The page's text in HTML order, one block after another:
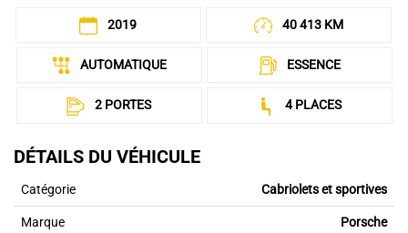
2019 40 413 KM
AUTOMATIQUE ESSENCE
2 PORTES 4 PLACES
DÉTAILS DU VÉHICULE
Catégorie Cabriolets et sportives
Marque Porsche